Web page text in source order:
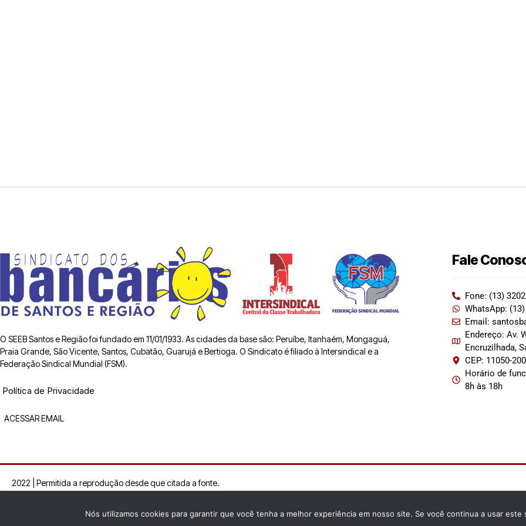
O SEEB Santos e Região foi fundado em 11/01/1933. As cidades da base são: Peruíbe, Itanhaém, Mongaguá,
Praia Grande, São Vicente, Santos, Cubatão, Guarujá e Bertioga. O Sindicato é filiado à Intersindical e a
Federação Sindical Mundial (FSM).
Política de Privacidade
ACESSAR EMAIL
Fale
Fone: (13)
WhatsApp:
Email:
Endereço: Av.
Encruzilhada,
CEP: 11050-200
Horário de
8h às 18h
2022 | Permitida a reprodução desde que citada a fonte.
Nós utilizamos cookies para garantir que você tenha a melhor experiência em nosso site. Se você continua a usar